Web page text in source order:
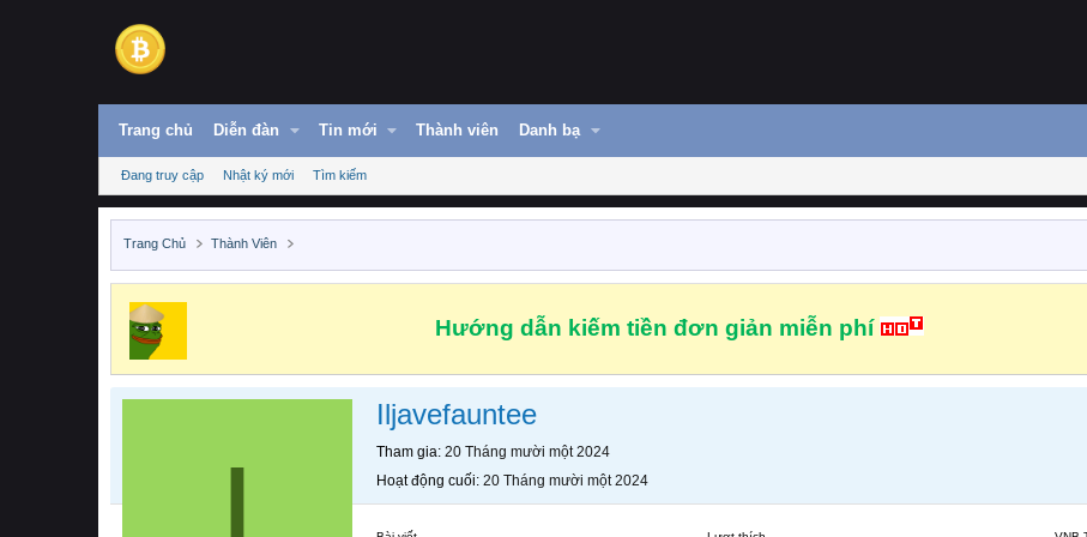
Trang chủ Diễn đàn Tin mới Thành viên Danh bạ
Đang truy cập Nhật ký mới Tìm kiếm
Trang Chủ Thành Viên
Hướng dẫn kiếm tiền đơn giản miễn phí
Iljavefauntee
Tham gia 20 Tháng mười một 2024
Hoạt động cuối 20 Tháng mười một 2024